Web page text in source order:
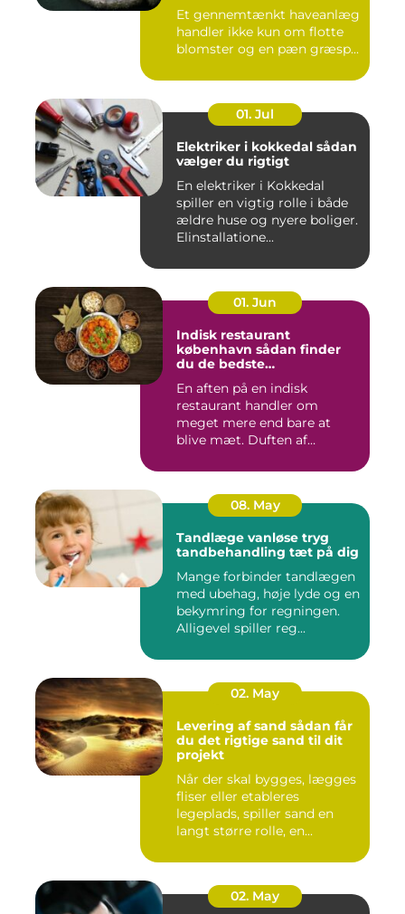
Et gennemtænkt haveanlæg
handler ikke kun om flotte
blomster og en pæn græsp...
01. Jul
Elektriker i kokkedal sådan
vælger du rigtigt
En elektriker i Kokkedal
spiller en vigtig rolle i både
ældre huse og nyere boliger.
Elinstallatione...
01. Jun
Indisk restaurant
københavn sådan finder
du de bedste
En aften på en indisk
restaurant handler om
meget mere end bare at
blive mæt. Duften af
08. May
Tandlæge vanløse tryg
tandbehandling tæt på dig
Mange forbinder tandlægen
med ubehag, høje lyde og en
bekymring for regningen.
Alligevel spiller reg...
02. May
Levering af sand sådan får
du det rigtige sand til dit
projekt
Når der skal bygges, lægges
fliser eller etableres
legeplads, spiller sand en
langt større rolle, en...
02. May